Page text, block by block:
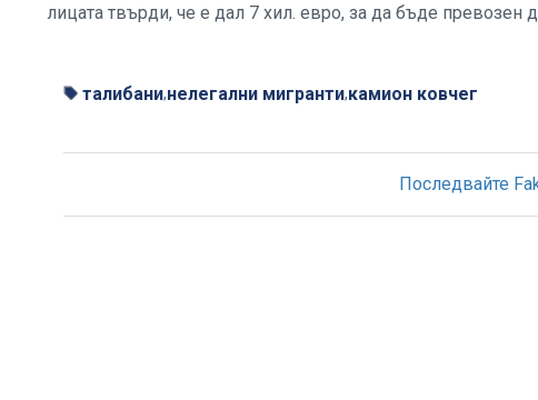
лицата твърди, че е дал 7 хил. евро, за да бъде
талибани,нелегални мигранти,камион ковчег
Последвайте